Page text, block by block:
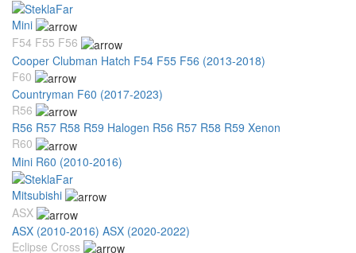
Mini
F54 F55 F56
Cooper Clubman Hatch F54 F55 F56 (2013-2018)
F60
Countryman F60 (2017-2023)
R56
R56 R57 R58 R59 Halogen R56 R57 R58 R59 Xenon
R60
Mini R60 (2010-2016)
Mitsubishi
ASX
ASX (2010-2016) ASX (2020-2022)
Eclipse Cross